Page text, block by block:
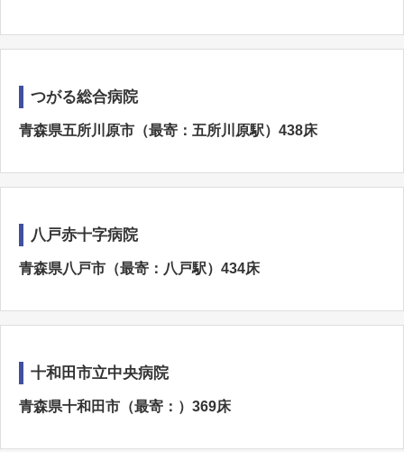
つがる総合病院
青森県五所川原市（最寄：五所川原駅）438床
八戸赤十字病院
青森県八戸市（最寄：八戸駅）434床
十和田市立中央病院
青森県十和田市（最寄：）369床